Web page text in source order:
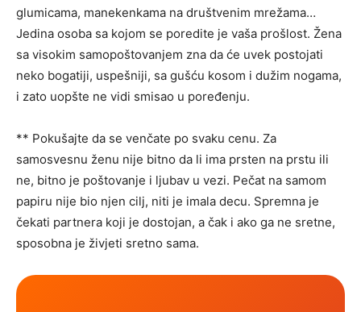
glumicama, manekenkama na društvenim mrežama…
Jedina osoba sa kojom se poredite je vaša prošlost. Žena
sa visokim samopoštovanjem zna da će uvek postojati
neko bogatiji, uspešniji, sa gušću kosom i dužim nogama,
i zato uopšte ne vidi smisao u poređenju.
** Pokušajte da se venčate po svaku cenu. Za
samosvesnu ženu nije bitno da li ima prsten na prstu ili
ne, bitno je poštovanje i ljubav u vezi. Pečat na samom
papiru nije bio njen cilj, niti je imala decu. Spremna je
čekati partnera koji je dostojan, a čak i ako ga ne sretne,
sposobna je živjeti sretno sama.